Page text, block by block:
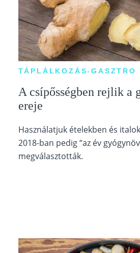
TÁPLÁLKOZÁS-GASZTRO
A csípősségben rejlik a
ereje
Használatjuk ételekben és
2018-ban pedig “az év
megválasztották.